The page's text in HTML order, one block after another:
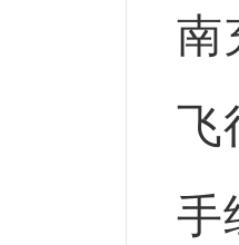
南
飞
手